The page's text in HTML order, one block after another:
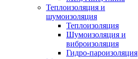
Теплоизоляция и
шумоизоляция
Теплоизоляция
Шумоизоляция и
виброизоляция
Гидро-пароизоляция